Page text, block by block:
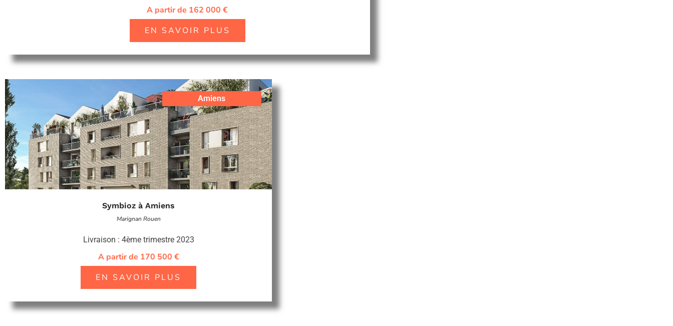
A partir de 162 000 €
EN SAVOIR PLUS
Amiens
Symbioz à Amiens
Marignan Rouen
Livraison : 4ème trimestre 2023
A partir de 170 500 €
EN SAVOIR PLUS